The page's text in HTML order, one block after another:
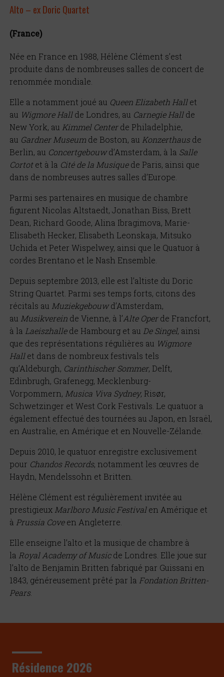
Alto – ex Doric Quartet
(France)
Née en France en 1988, Hélène Clément s’est
produite dans de nombreuses salles de concert de
renommée mondiale.
Elle a notamment joué au Queen Elizabeth Hallet
au Wigmore Hallde Londres, au Carnegie Hallde
New York, au Kimmel Centerde Philadelphie,
au Gardner Museum de Boston, au Konzerthausde
Berlin, au Concertgebouwd’Amsterdam, à la Salle
Cortotet à la Cité de la Musiquede Paris, ainsi que
dans de nombreuses autres salles d’Europe.
Parmi ses partenaires en musique de chambre
figurent Nicolas Altstaedt, Jonathan Biss, Brett
Dean, Richard Goode, Alina Ibragimova, Marie-
Elisabeth Hecker, Elisabeth Leonskaja, Mitsuko
Uchida et Peter Wispelwey, ainsi que le Quatuor à
cordes Brentano et le Nash Ensemble.
Depuis septembre 2013, elle est l’altiste du Doric
String Quartet. Parmi ses temps forts, citons des
récitals au Muziekgebouwd’Amsterdam,
au Musikverein de Vienne, à l’Alte Operde Francfort,
à la Laeiszhallede Hambourg et au De Singel, ainsi
que des représentations régulières au Wigmore
Hallet dans de nombreux festivals tels
qu’Aldeburgh, Carinthischer Sommer, Delft,
Edinbrugh, Grafenegg, Mecklenburg-
Vorpommern, Musica Viva Sydney, Risør,
Schwetzinger et West Cork Festivals. Le quatuor a
également effectué des tournées au Japon, en Israël,
en Australie, en Amérique et en Nouvelle-Zélande.
Depuis 2010, le quatuor enregistre exclusivement
pour Chandos Records, notamment les œuvres de
Haydn, Mendelssohn et Britten.
Hélène Clément est régulièrement invitée au
prestigieux Marlboro Music Festivalen Amérique et
à Prussia Coveen Angleterre.
Elle enseigne l’alto et la musique de chambre à
la Royal Academy of Musicde Londres. Elle joue sur
l’alto de Benjamin Britten fabriqué par Guissani en
1843, généreusement prêté par la Fondation Britten-
Pears.
Résidence 2026